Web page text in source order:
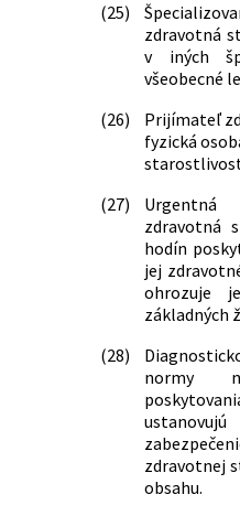
133/2021 Z. z.
Zákon,
vlnou
menia
oblasti
213/2021 Z. z.
Zákon,
č. 576/
578/
252/2021 Z. z.
Zákon,
č. 578/
(25)
zdravotná
v iných
všeobecné
(26)
Prijímateľ
fyzická
(27)
Urgentná
zdravotná
hodín
jej
ohrozuje
základných
(28)
normy
zdravotnej
obsahu.